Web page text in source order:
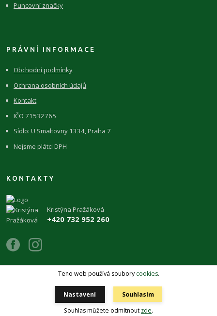
Puncovní značky
PRÁVNÍ INFORMACE
Obchodní podmínky
Ochrana osobních údajů
Kontakt
IČO 71532765
Sídlo: U Smaltovny 1334, Praha 7
Nejsme plátci DPH
KONTAKTY
Kristýna Pražáková
+420 732 952 260
Copyright 2026 © ŽIVÉKAMENY Kristýna Pražáková
Vytvořeno na
Teno web používá soubory cookies.
Nastavení
Souhlasím
Souhlas můžete odmítnout zde.